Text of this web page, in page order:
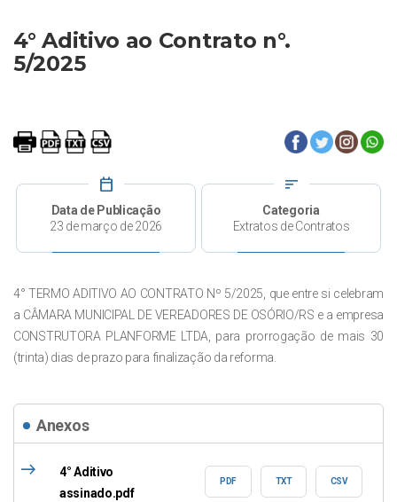
4° Aditivo ao Contrato n°.
5/2025
calendar_today
Data de Publicação
23 de março de 2026
sort
Categoria
Extratos de Contratos
4° TERMO ADITIVO AO CONTRATO Nº 5/2025, que entre si celebram
a CÂMARA MUNICIPAL DE VEREADORES DE OSÓRIO/RS e a empresa
CONSTRUTORA PLANFORME LTDA, para prorrogação de mais 30
(trinta) dias de prazo para finalização da reforma.
Anexos
east
4° Aditivo
assinado.pdf
PDF TXT CSV